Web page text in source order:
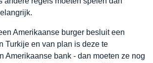
Amerikaanse burger besluit een
Turkije en van plan is deze te
Amerikaanse bank - dan moeten ze nog